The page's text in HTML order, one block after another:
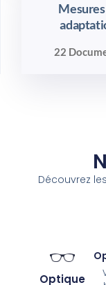
22
Découvrez
Optique